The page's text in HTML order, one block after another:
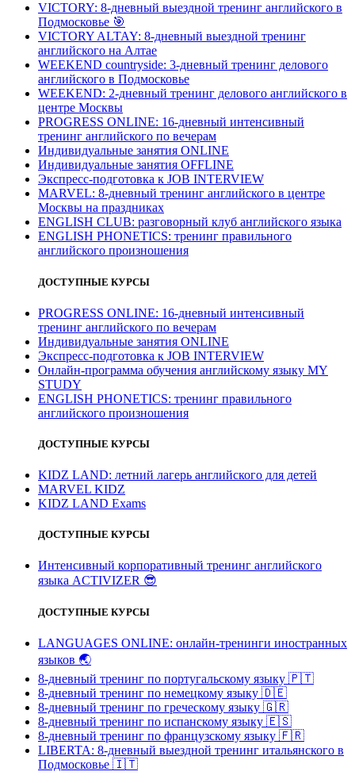
VICTORY: 8-дневный выездной тренинг английского в
Подмосковье 🎯
VICTORY ALTAY: 8-дневный выездной тренинг
английского на Алтае
WEEKEND countryside: 3-дневный тренинг делового
английского в Подмосковье
WEEKEND: 2-дневный тренинг делового английского в
центре Москвы
PROGRESS ONLINE: 16-дневный интенсивный
тренинг английского по вечерам
Индивидуальные занятия ONLINE
Индивидуальные занятия OFFLINE
Экспресс-подготовка к JOB INTERVIEW
МARVEL: 8-дневный тренинг английского в центре
Москвы на праздниках
ENGLISH CLUB: разговорный клуб английского языка
ENGLISH PHONETICS: тренинг правильного
английского произношения
ДОСТУПНЫЕ КУРСЫ
PROGRESS ONLINE: 16-дневный интенсивный
тренинг английского по вечерам
Индивидуальные занятия ONLINE
Экспресс-подготовка к JOB INTERVIEW
Онлайн-программа обучения английскому языку MY
STUDY
ENGLISH PHONETICS: тренинг правильного
английского произношения
ДОСТУПНЫЕ КУРСЫ
KIDZ LAND: летний лагерь английского для детей
MARVEL KIDZ
KIDZ LAND Exams
ДОСТУПНЫЕ КУРСЫ
Интенсивный корпоративный тренинг английского
языка ACTIVIZER 😎
ДОСТУПНЫЕ КУРСЫ
LANGUAGES ONLINE: онлайн-тренинги иностранных
языков 🌏
8-дневный тренинг по португальскому языку 🇵🇹
8-дневный тренинг по немецкому языку 🇩🇪
8-дневный тренинг по греческому языку 🇬🇷
8-дневный тренинг по испанскому языку 🇪🇸
8-дневный тренинг по французскому языку 🇫🇷
LIBERTA: 8-дневный выездной тренинг итальянского в
Подмосковье 🇮🇹